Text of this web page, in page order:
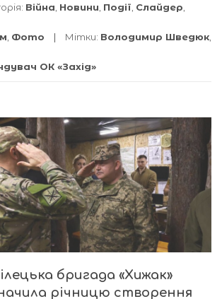
Війна Новини Події Слайдер
Фото Мітки: Володимир Шведюк
ОК «Захід»
бригада «Хижак»
річницю створення